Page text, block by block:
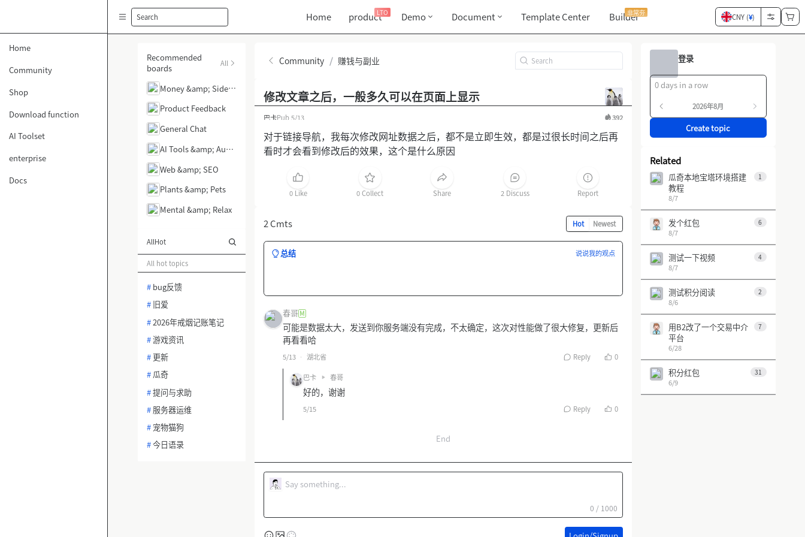
Home
Community
Shop
Download function
AI Toolset
enterprise
Docs
Search Home productLTO Demo Document Template Center Builder
非常夯 CNY (¥)
修改文章之后，一般多久可以在页面上显示
巴卡Pub5/13 392
对于链接导航，我每次修改网址数据之后，都不是立即生效，都是过很长时间之后再
看时才会看到修改后的效果，这个是什么原因
0 Like 0 Collect Share 2 Discuss Report
2 Cmts Hot Newest
总结 说说我的观点
春哥 M
可能是数据太大，发送到你服务端没有完成，不太确定，这次对性能做了很大修复，更新后
再看看哈
5/13 湖北省 Reply 0
巴卡 春哥
好的，谢谢
5/15 Reply 0
End
0 / 1000
Community / 赚钱与副业
Recommended
boards
All
Money &amp; Side H
Product Feedback
General Chat
AI Tools &amp; Auto
Web &amp; SEO
Plants &amp; Pets
Mental &amp; Relax
AllHot
All hot topics
#bug反馈
#旧爱
#2026年戒烟记账笔记
#游戏资讯
#更新
#瓜奇
#提问与求助
#服务器运维
#宠物猫狗
#今日语录
登录
0 days in a row
2026年8月
Create topic
Related
瓜奇本地宝塔环境搭建
教程
1
8/7
发个红包 6
8/7
测试一下视频 4
8/7
测试积分阅读 2
8/6
用B2改了一个交易中介
平台
7
6/28
积分红包 31
6/9
上一页
第 1 页 下一页